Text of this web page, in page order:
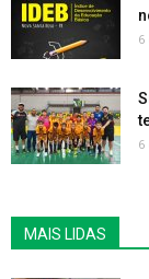
6
6
MAIS LIDAS